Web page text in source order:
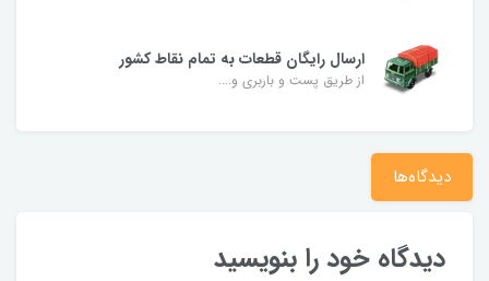
ارسال رایگان قطعات به تمام نقاط کشور
از طریق پست و باربری و....
دیدگاه‌ها
دیدگاه خود را بنویسید